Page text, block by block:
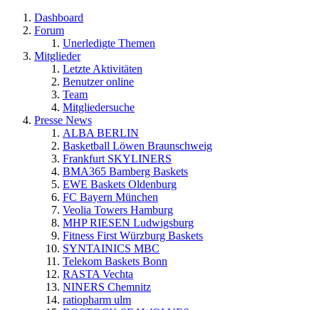
Dashboard
Forum
Unerledigte Themen
Mitglieder
Letzte Aktivitäten
Benutzer online
Team
Mitgliedersuche
Presse News
ALBA BERLIN
Basketball Löwen Braunschweig
Frankfurt SKYLINERS
BMA365 Bamberg Baskets
EWE Baskets Oldenburg
FC Bayern München
Veolia Towers Hamburg
MHP RIESEN Ludwigsburg
Fitness First Würzburg Baskets
SYNTAINICS MBC
Telekom Baskets Bonn
RASTA Vechta
NINERS Chemnitz
ratiopharm ulm